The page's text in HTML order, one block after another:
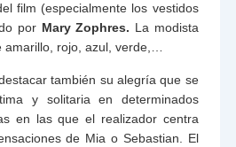
film (especialmente los vestidos
por Mary Zophres. La modista
amarillo, rojo, azul, verde,…
también su alegría que se
y solitaria en determinados
en las que el realizador centra
de Mia o Sebastian. El